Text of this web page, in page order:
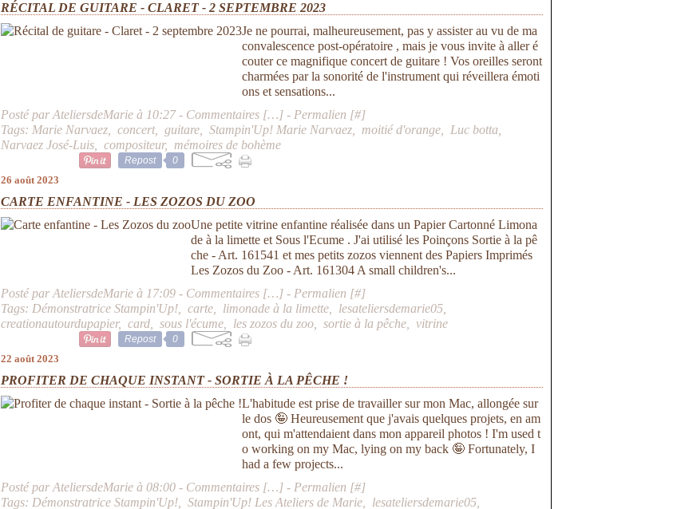
RÉCITAL DE GUITARE - CLARET - 2 SEPTEMBRE 2023
Je ne pourrai, malheureusement, pas y assister au vu de ma
convalescence post-opératoire , mais je vous invite à aller é
couter ce magnifique concert de guitare ! Vos oreilles seront
charmées par la sonorité de l'instrument qui réveillera émoti
ons et sensations...
Posté par AteliersdeMarie à 10:27 - Commentaires […] - Permalien [#]
Tags: Marie Narvaez ,concert,guitare ,Stampin'Up! Marie Narvaez moitié d'orange Luc botta
Narvaez José-Luis ,compositeur, mémoires de bohème
Repost 0
26 août 2023
CARTE ENFANTINE - LES ZOZOS DU ZOO
Une petite vitrine enfantine réalisée dans un Papier Cartonné Limona
de à la limette et Sous l'Ecume . J'ai utilisé les Poinçons Sortie à la pê
che - Art. 161541 et mes petits zozos viennent des Papiers Imprimés
Les Zozos du Zoo - Art. 161304 A small children's...
Posté par AteliersdeMarie à 17:09 - Commentaires […] - Permalien [#]
Tags: Démonstratrice Stampin'Up! ,carte limonade à la limette lesateliersdemarie05
creationautourdupapier,card ,sous l'écume les zozos du zoo ,sortie à la pêche ,vitrine
Repost 0
22 août 2023
PROFITER DE CHAQUE INSTANT - SORTIE À LA PÊCHE !
L'habitude est prise de travailler sur mon Mac, allongée sur
le dos 🤪 Heureusement que j'avais quelques projets, en am
ont, qui m'attendaient dans mon appareil photos ! I'm used t
o working on my Mac, lying on my back 🤪 Fortunately, I
had a few projects...
Posté par AteliersdeMarie à 08:00 - Commentaires […] - Permalien [#]
Tags: Démonstratrice Stampin'Up! ,Stampin'Up! Les Ateliers de Marie lesateliersdemarie05